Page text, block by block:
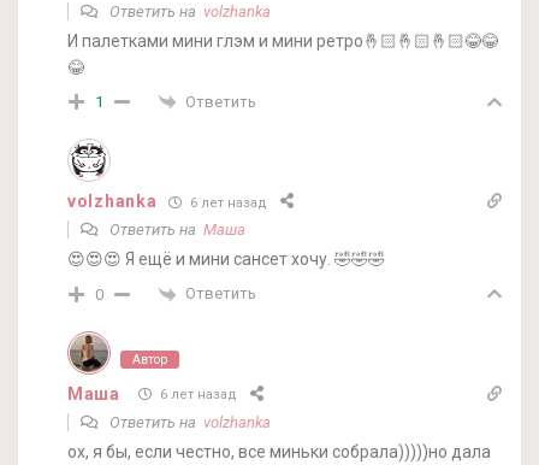
Ответить на volzhanka
И палетками мини глэм и мини ретро🤞🏻🤞🏻🤞🏻😂😂
😂
1 Ответить
volzhanka 6 лет назад
Ответить на Маша
😍😍😍 Я ещё и мини сансет хочу. 🤣🤣🤣
0 Ответить
Автор
Маша 6 лет назад
Ответить на volzhanka
ох, я бы, если честно, все миньки собрала)))))но дала